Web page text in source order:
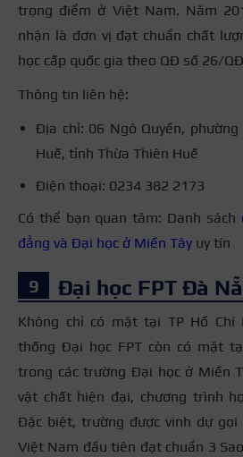
trọng điểm ở Việt Nam. Năm
nhận là đơn vị đạt chuẩn chất
học cấp quốc gia theo QĐ số 26/
Thông tin liên hệ:
Địa chỉ: 06 Ngô Quyền,
Huế, tỉnh Thừa Thiên Huế
Điện thoại: 0234 382 2173
Có thể bạn quan tâm: Danh sách
đẳng và Đại học ở Miền Tây uy tín
Đại học FPT Đà
Không chỉ có mặt tại TP Hồ Chí
thống Đại học FPT còn có mặt
trong các trường Đại học ở Miền
vật chất hiện đại, chương trình
Đặc biệt, trường được vinh dự
Việt Nam đầu tiên đạt chuẩn 3